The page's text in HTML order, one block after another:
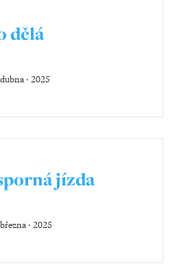
dělá
‧ 2025
jízda
‧ 2025